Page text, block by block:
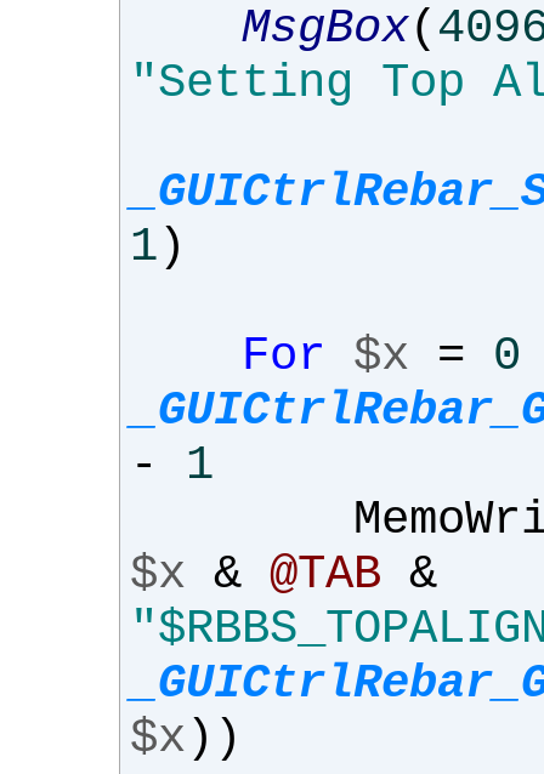
MsgBox(
"Setting Top
1)
For $x = 0
-
1
$x & @TAB &
$x))